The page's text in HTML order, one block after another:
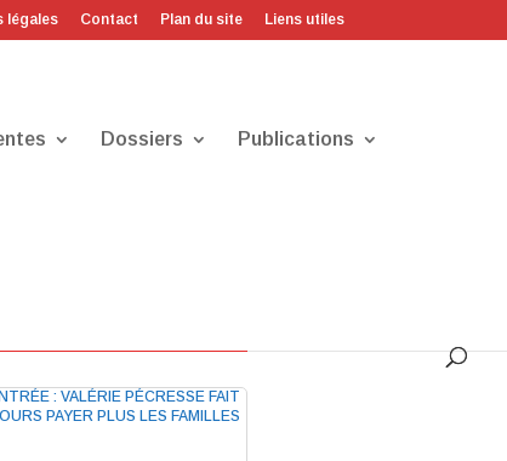
légales Contact Plan du site Liens utiles
Dossiers Publications